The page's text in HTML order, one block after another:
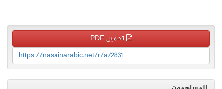
تحميل PDF
https://nasainarabic.net/r/a/2831